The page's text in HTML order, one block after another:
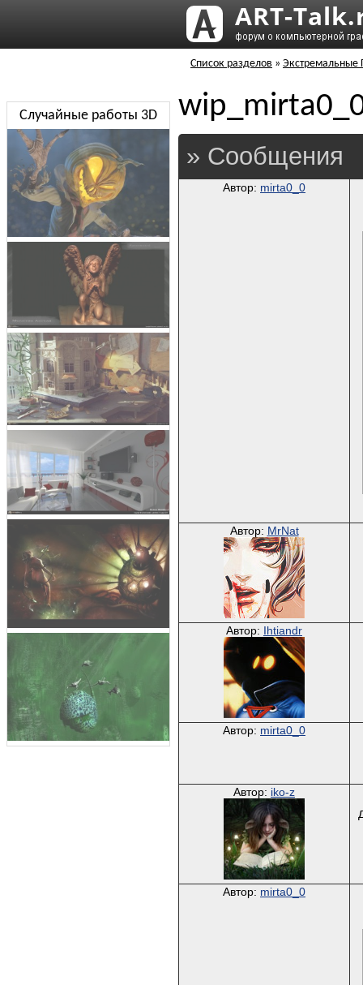
Список разделов » Экстремальные
» Сообщения
Автор: mirta0_0
Автор: MrNat
Автор: Ihtiandr
Автор: mirta0_0
Автор: iko-z
Автор: mirta0_0
Случайные работы 3D